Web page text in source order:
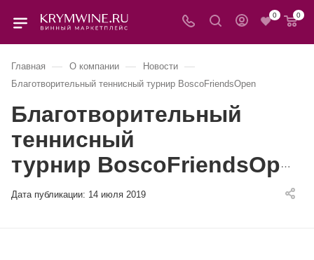
0 0
Главная — О компании — Новости —
Благотворительный теннисный турнир BoscoFriendsOpen
Благотворительный
теннисный
турнир BoscoFriendsOpen
Дата публикации: 14 июля 2019